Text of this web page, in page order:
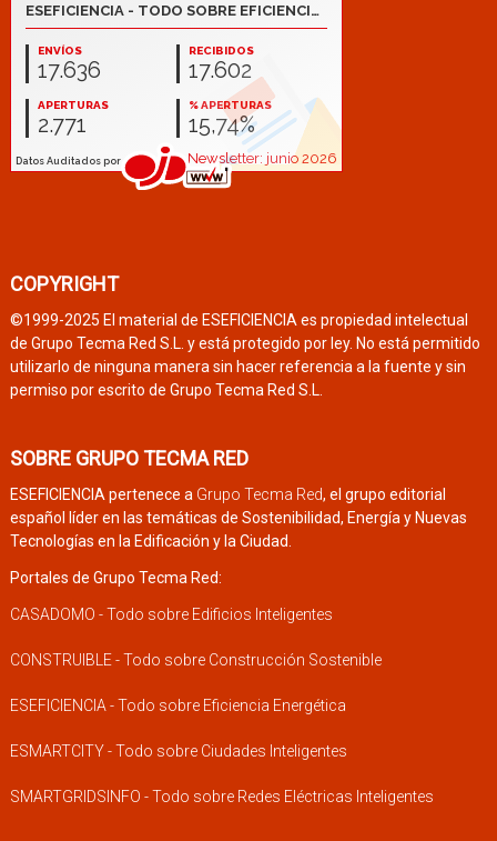
COPYRIGHT
©1999-2025 El material de ESEFICIENCIA es propiedad intelectual
de Grupo Tecma Red S.L. y está protegido por ley. No está permitido
utilizarlo de ninguna manera sin hacer referencia a la fuente y sin
permiso por escrito de Grupo Tecma Red S.L.
SOBRE GRUPO TECMA RED
ESEFICIENCIA pertenece a Grupo Tecma Red, el grupo editorial
español líder en las temáticas de Sostenibilidad, Energía y Nuevas
Tecnologías en la Edificación y la Ciudad.
Portales de Grupo Tecma Red:
CASADOMO - Todo sobre Edificios Inteligentes
CONSTRUIBLE - Todo sobre Construcción Sostenible
ESEFICIENCIA - Todo sobre Eficiencia Energética
ESMARTCITY - Todo sobre Ciudades Inteligentes
SMARTGRIDSINFO - Todo sobre Redes Eléctricas Inteligentes